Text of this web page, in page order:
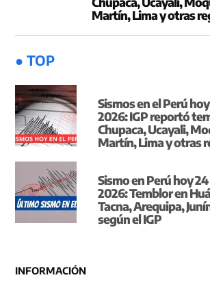
Martín, Lima y otras
● TOP
Sismos en el Perú
2026: IGP reportó
Chupaca, Ucayali,
Martín, Lima y otras
Sismo en Perú hoy
2026: Temblor en
Tacna, Arequipa,
según el IGP
INFORMACIÓN